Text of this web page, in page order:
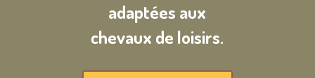
adaptées aux
chevaux de loisirs.